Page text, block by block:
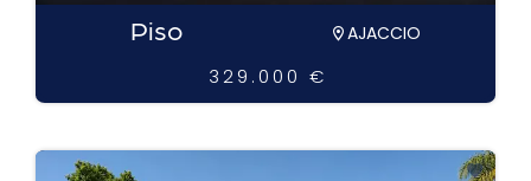
Piso AJACCIO
329.000 €